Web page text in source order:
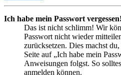
Ich habe mein Passwort vergessen!
Das ist nicht schlimm! Wir
Passwort nicht wieder
zurücksetzen. Dies machst
Seite auf „Ich habe mein
Anweisungen folgst. So
anmelden können.